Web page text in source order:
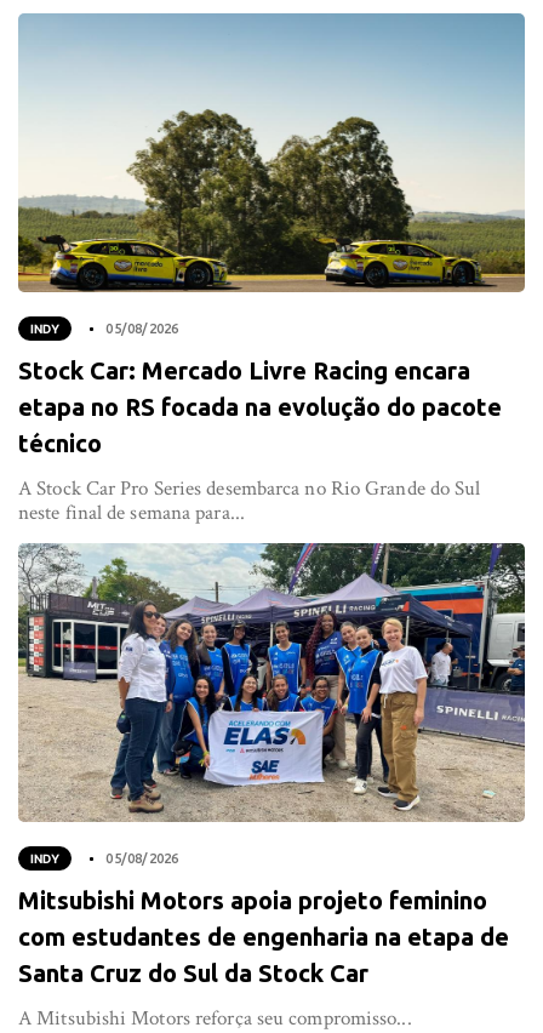
INDY 05/08/2026
Stock Car: Mercado Livre Racing encara
etapa no RS focada na evolução do pacote
técnico
A Stock Car Pro Series desembarca no Rio Grande do Sul
neste final de semana para...
INDY 05/08/2026
Mitsubishi Motors apoia projeto feminino
com estudantes de engenharia na etapa de
Santa Cruz do Sul da Stock Car
A Mitsubishi Motors reforça seu compromisso...